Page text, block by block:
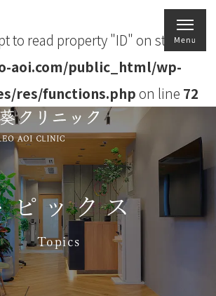
to read property "ID" on string in
aoi.com/public_html/wp-
res/functions.phpon line 72
ピックス
Topics